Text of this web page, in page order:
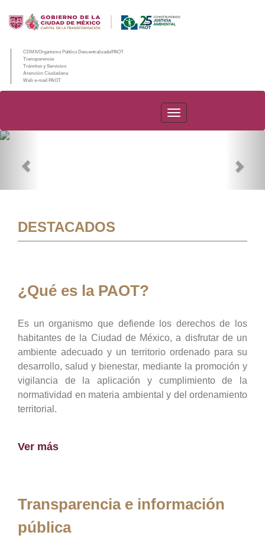
CDMX/Organismo Público Descentralizado/PAOT
Transparencia
Trámites y Servicios
Atención Ciudadana
Web e-mail PAOT
PAOT
DESTACADOS
¿Qué es la PAOT?
Es un organismo que defiende los derechos de los
habitantes de la Ciudad de México, a disfrutar de un
ambiente adecuado y un territorio ordenado para su
desarrollo, salud y bienestar, mediante la promoción y
vigilancia de la aplicación y cumplimiento de la
normatividad en materia ambiental y del ordenamiento
territorial.
Ver más
Transparencia e información
pública